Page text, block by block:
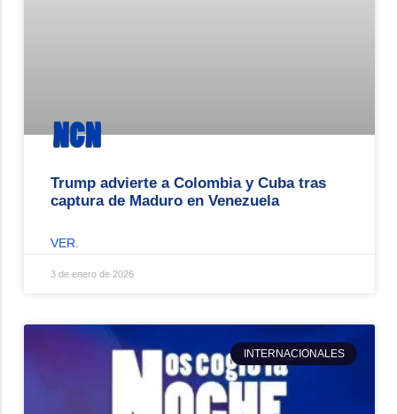
Trump advierte a Colombia y Cuba tras
captura de Maduro en Venezuela
VER.
3 de enero de 2026
INTERNACIONALES